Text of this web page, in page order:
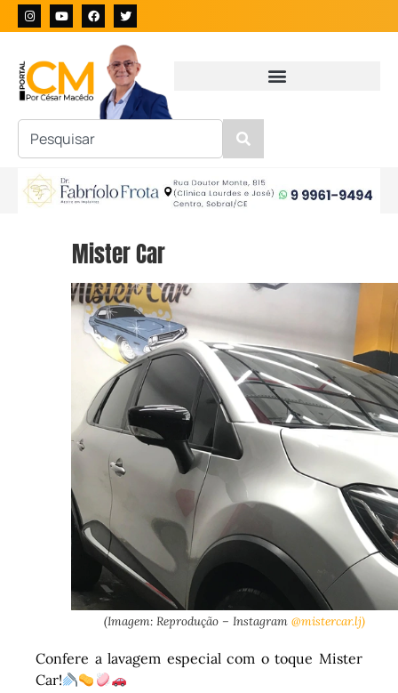
Mister Car
(Imagem: Reprodução – Instagram @mistercar.lj)
Confere a lavagem especial com o toque Mister
Car!